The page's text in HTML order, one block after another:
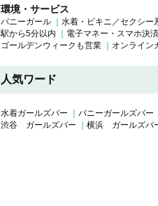
環境・サービス
バニーガール 水着・ビキニ／セクシー
駅から5分以内
電子マネー・スマホ決
ゴールデンウィークも営業
オンライン
人気ワード
水着ガールズバー バニーガールズバー
渋谷 ガールズバー
横浜 ガールズバ